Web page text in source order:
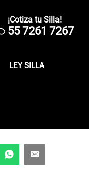
¡Cotiza tu Silla!
55 7261 7267
LEY SILLA